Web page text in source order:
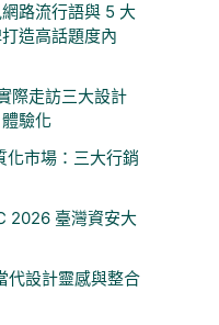
路流行語與 5 大
造高話題度內
際走訪三大設計
驗化
化市場：三大行銷
2026 臺灣資安大
代設計靈感與整合